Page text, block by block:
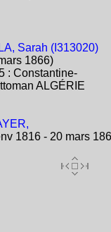
Sarah (I313020)
1866)
: Constantine-
ALGÉRIE
1816 - 20 mars